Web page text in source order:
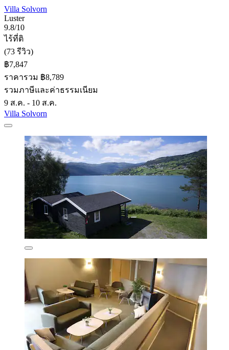
Villa Solvorn
Luster
9.8/10
ไร้ที่ติ
(73 รีวิว)
฿7,847
ราคารวม ฿8,789
รวมภาษีและค่าธรรมเนียม
9 ส.ค. - 10 ส.ค.
Villa Solvorn